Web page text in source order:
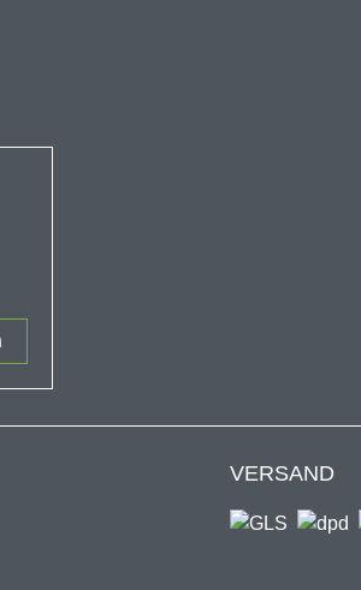
Einkaufswert von 50€ gültig und nur einmal
VERSAND